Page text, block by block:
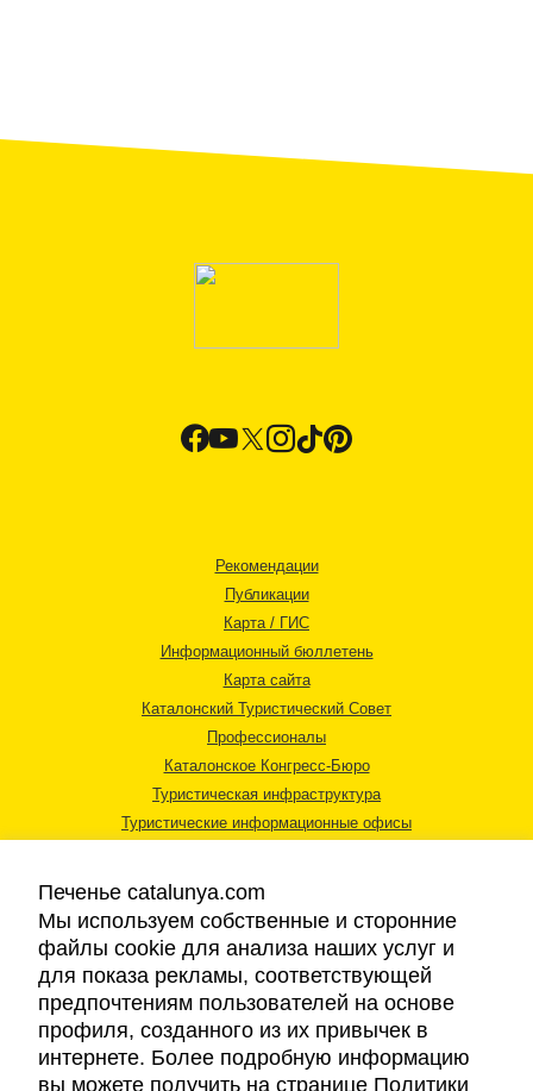
Рекомендации
Публикации
Карта / ГИС
Информационный бюллетень
Карта сайта
Каталонский Туристический Совет
Профессионалы
Каталонское Конгресс-Бюро
Туристическая инфраструктура
Туристические информационные офисы
Правовая информация
Cookies
Доступность
Печенье catalunya.com
Мы используем собственные и сторонние
файлы cookie для анализа наших услуг и
для показа рекламы, соответствующей
предпочтениям пользователей на основе
профиля, созданного из их привычек в
интернете. Более подробную информацию
вы можете получить на странице Политики